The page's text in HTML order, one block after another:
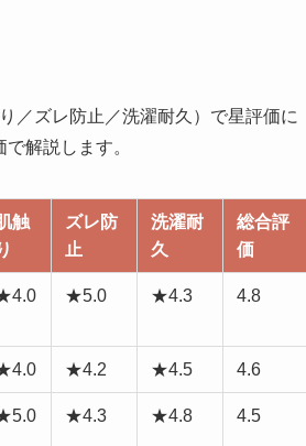
／ズレ防止／洗濯耐久）で星評価に
解説します。
触
ズレ防
止
洗濯耐
久
総合評
価
★5.0 ★4.3 4.8
★4.2 ★4.5 4.6
★4.3 ★4.8 4.5